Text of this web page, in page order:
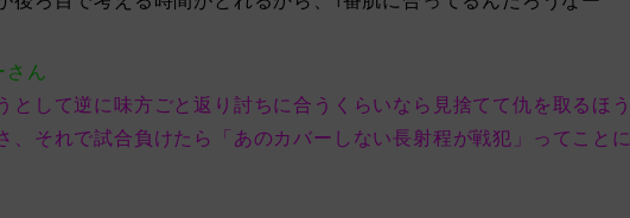
さん
として逆に味方ごと返り討ちに合うくらいなら見捨てて仇を取るほう
、それで試合負けたら「あのカバーしない長射程が戦犯」ってことに